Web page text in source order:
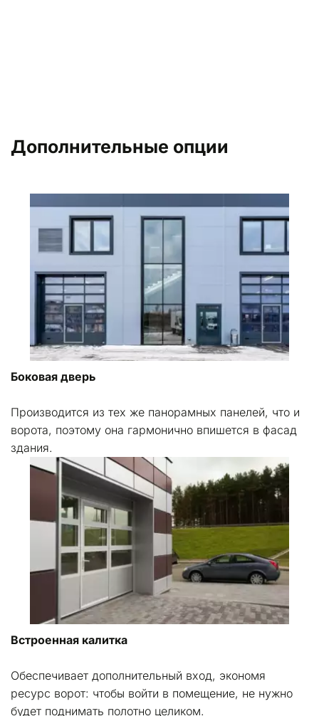
Дополнительные опции
Боковая дверь
Производится из тех же панорамных панелей, что и
ворота, поэтому она гармонично впишется в фасад
здания.
Встроенная калитка
Обеспечивает дополнительный вход, экономя
ресурс ворот: чтобы войти в помещение, не нужно
будет поднимать полотно целиком.